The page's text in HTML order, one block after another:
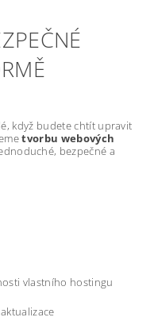
když budete chtít upravit
tvorbu webových
bezpečné a
vlastního hostingu